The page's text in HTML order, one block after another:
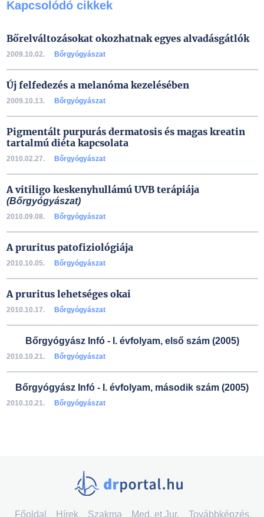
Kapcsolódó cikkek
Bőrelváltozásokat okozhatnak egyes alvadásgátlók
2009.10.02. Bőrgyógyászat
Új felfedezés a melanóma kezelésében
2009.10.13. Bőrgyógyászat
Pigmentált purpurás dermatosis és magas kreatin
tartalmú diéta kapcsolata
2010.02.27. Bőrgyógyászat
A vitiligo keskenyhullámú UVB terápiája
(Bőrgyógyászat)
2010.09.08. Bőrgyógyászat
A pruritus patofiziológiája
2010.10.05. Bőrgyógyászat
A pruritus lehetséges okai
2010.10.17. Bőrgyógyászat
Bőrgyógyász Infó - I. évfolyam, első szám (2005)
2010.10.21. Bőrgyógyászat
Bőrgyógyász Infó - I. évfolyam, második szám (2005)
2010.10.21. Bőrgyógyászat
Főoldal Hírek Szakma Med. et Jur. Továbbképzés